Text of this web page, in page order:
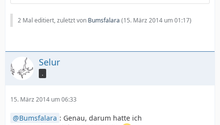
2 Mal editiert, zuletzt von Bumsfalara (15. März 2014 um 01:17)
Selur
.
15. März 2014 um 06:33
Bumsfalara : Genau, darum hatte ich